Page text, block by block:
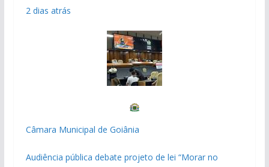
2 dias atrás
Câmara Municipal de Goiânia
Audiência pública debate projeto de lei “Morar no